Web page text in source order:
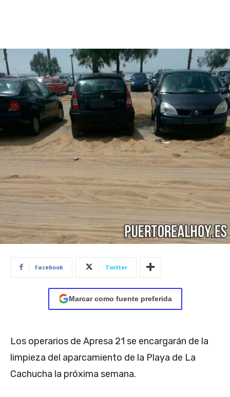
Facebook Twitter
Marcar como fuente preferida
Los operarios de Apresa 21 se encargarán de la
limpieza del aparcamiento de la Playa de La
Cachucha la próxima semana.